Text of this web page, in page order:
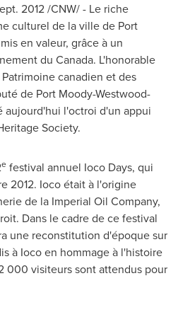
2012/CNW/ - Le riche
culturel de la ville de Port
en valeur, grâce à un
du Canada. L'honorable
canadien et des
de Port Moody-Westwood-
aujourd'hui l'octroi d'un appui
Society.
e festival annuel Ioco Days, qui
2012. Ioco était à l'origine
de la Imperial Oil Company,
Dans le cadre de ce festival
une reconstitution d'époque sur
à Ioco en hommage à l'histoire
000 visiteurs sont attendus pour